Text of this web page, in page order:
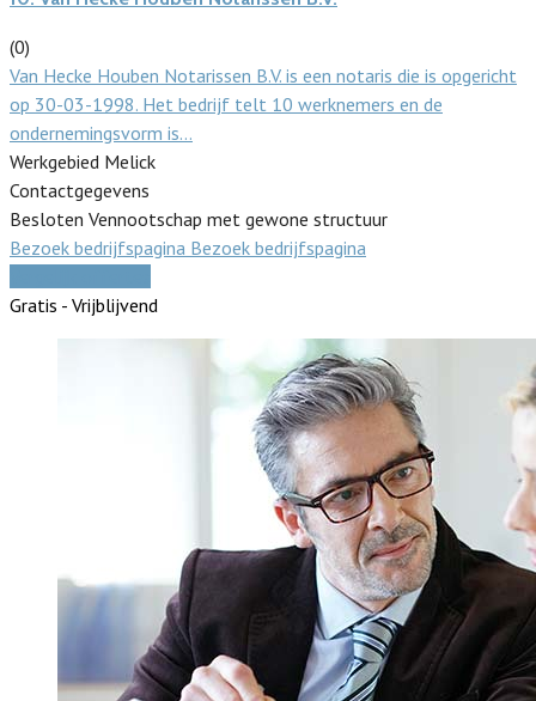
(0)
Van Hecke Houben Notarissen B.V. is een notaris die is opgericht
op 30-03-1998. Het bedrijf telt 10 werknemers en de
ondernemingsvorm is…
Werkgebied Melick
Contactgegevens
Besloten Vennootschap met gewone structuur
Bezoek bedrijfspagina Bezoek bedrijfspagina
Gratis - Vrijblijvend